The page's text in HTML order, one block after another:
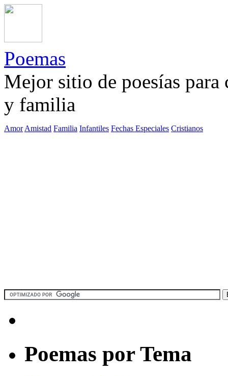
Poemas
Mejor sitio de poesías
y familia
Amor Amistad Familia Infantiles Fechas Especiales Cristianos
Poemas por Tema